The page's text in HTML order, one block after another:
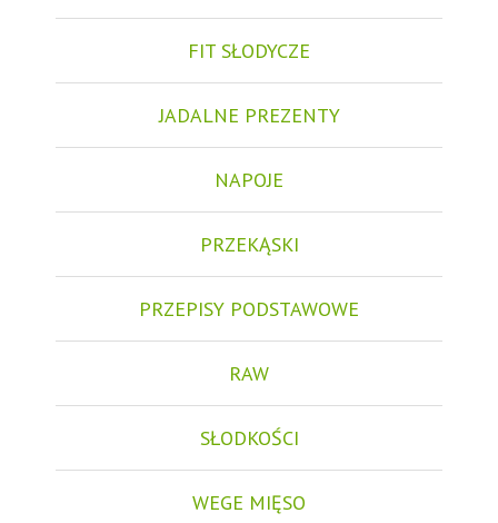
FIT SŁODYCZE
JADALNE PREZENTY
NAPOJE
PRZEKĄSKI
PRZEPISY PODSTAWOWE
RAW
SŁODKOŚCI
WEGE MIĘSO